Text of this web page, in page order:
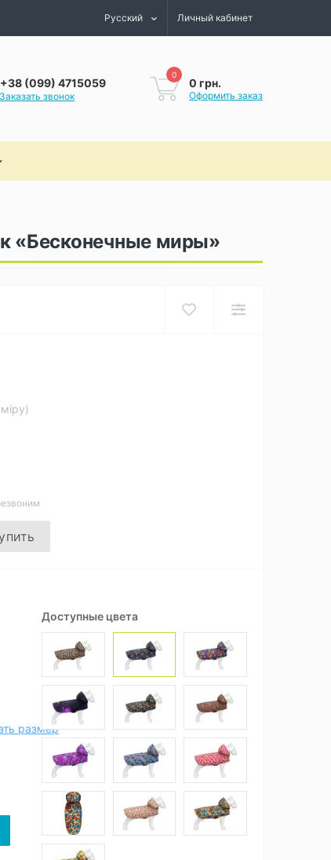
Русский Личный кабинет
+38 (099) 4715059
Заказать звонок
0
0 грн.
Оформить заказ
«Бесконечные миры»
Доступные цвета
размер